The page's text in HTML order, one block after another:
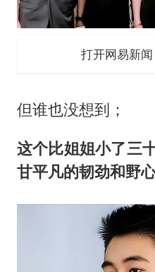
打开网易新
但谁也没想到；
这个比姐姐小了三
甘平凡的韧劲和野心